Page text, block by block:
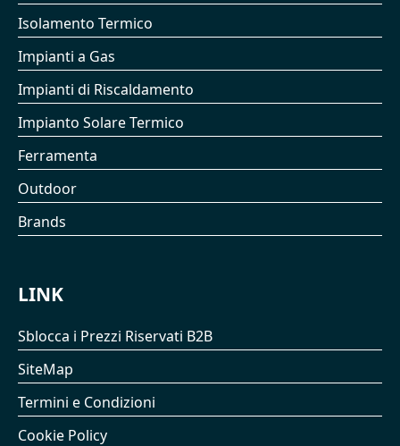
Isolamento Termico
Impianti a Gas
Impianti di Riscaldamento
Impianto Solare Termico
Ferramenta
Outdoor
Brands
LINK
Sblocca i Prezzi Riservati B2B
SiteMap
Termini e Condizioni
Cookie Policy